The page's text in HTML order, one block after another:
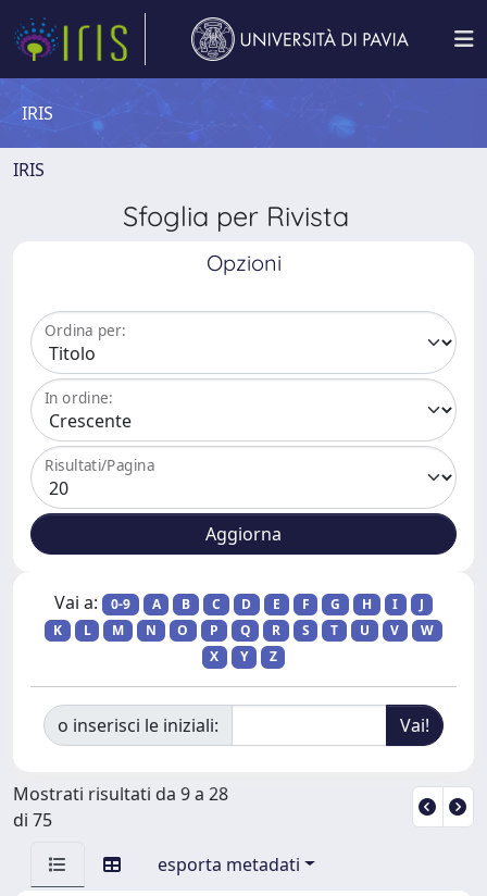
IRIS
IRIS
Sfoglia per Rivista
Opzioni
Ordina per:
In ordine:
Risultati/Pagina
Vai a: 0-9 A B C D E F G H I
J
K
L M N O P Q R S T U V
W
X
Y Z
o inserisci le iniziali:
Mostrati risultati da 9 a 28
di 75
esporta metadati